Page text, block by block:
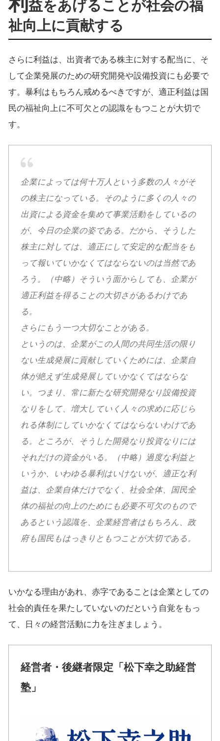
益をあげることが社会の福
祉向上に貢献する
さらに利益は、出資者である株主に対する配当に、そ
して企業発展のための研究開発や設備投資にも必要で
す。暴利はもちろん戒めるべきですが、適正利益は国
民の福祉向上に不可欠との認識をもつことが大切で
す。
企業によっては何十万人という多数の人々がそ
の株主になっている。そのように多くの人々の
出資による資金を集めて事業活動をしているの
が、今日の企業の姿である。だから、そうした
株主に対しては、適正にして安定的な配当をも
って報いていかなくてはならないのは当然であ
ろう。（中略）そういう面からしても、企業が
適正利益を得ることの大切さがあるわけであ
る。
さらにもう一つ大切なことがある。
というのは、企業がこの人間の共同生活の限り
ない生成発展に貢献していくためには、企業自
体が絶えず生成発展していかなくてはならな
い。つまり、常に新たな研究開発なり設備投資
なりをして、増大していく人々の求めに応じら
れる体制にしていかなくてはならないわけであ
る。ところが、そうした開発なり投資なりには
それだけの資金がいる。（中略）過度な利益と
いうか、いわゆる暴利はいけないが、適正な利
益は、企業自体だけでなく、社会全体、国民全
体の福祉の向上のためにも必要不可欠のもので
あるという認識を、企業経営者はもちろん、政
府も国民もはっきりともつことが大切である。
いかなる理由があれ、赤字であることは企業としての
社会的責任を果たしていないのだという自覚をもっ
て、日々の経営活動に力を注ぎましょう。
経営者・後継者限定「松下幸之助経営
塾」